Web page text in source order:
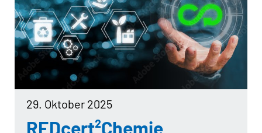
29. Oktober 2025
REDcert²Chemie